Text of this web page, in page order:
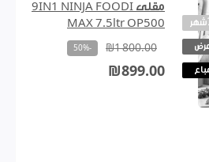
مقلى 9IN1 NINJA FOODI
MAX 7.5ltr OP500
₪1 800.00
-50%
₪899.00